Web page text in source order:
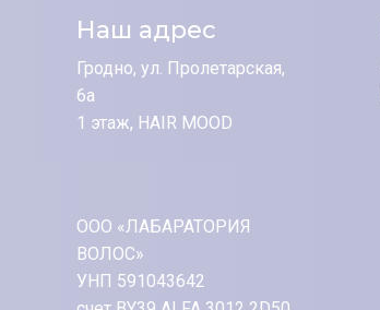
Наш адрес
Гродно, ул. Пролетарская,
6а
1 этаж, HAIR MOOD
ООО «ЛАБАРАТОРИЯ
ВОЛОС»
УНП 591043642